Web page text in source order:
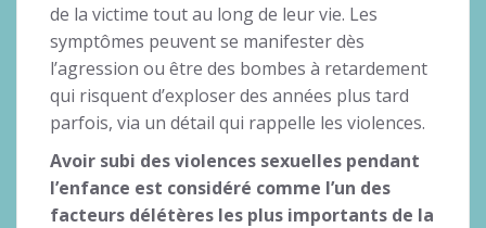
de la victime tout au long de leur vie. Les
symptômes peuvent se manifester dès
l’agression ou être des bombes à retardement
qui risquent d’exploser des années plus tard
parfois, via un détail qui rappelle les violences.
Avoir subi des violences sexuelles pendant
l’enfance est considéré comme l’un des
facteurs délétères les plus importants de la